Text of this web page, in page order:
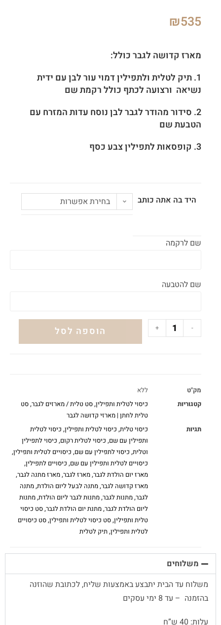
₪535
מארז קדושה לגבר כולל:
1. תיק לטלית ולתפילין דמוי עור לבן עם ידית
נשיאה ורצועה לכתף כולל רקמת שם
2. סידור מהודר לגבר לבן נוסח עדות המזרח עם
הטבעת שם
3. קופסאות לתפילין צבע כסף
היד בה אתה כותב בחירת אפשרות
שם לרקמה
שם להטבעה
-
+ הוספה לסל
מק"ט
ללא
קטגוריות
כיסוי לטלית ותפילין,סט טלית / מארזים לגבר,סט
טלית לחתן | מארזי קדושה לגבר
תגיות
כיסוי טלית, כיסוי לטלית ותפילין, כיסוי לטלית
ותפילין עם שם, כיסוי לטלית רקום, כיסוי לתפילין
וטלית, כיסוי לתפילין עם שם, כיסויים לטלית ותפילין,
כיסויים לטלית ותפילין עם שם, כיסויים לתפילין,
מארז יום הולדת לגבר,מארז לגבר,מארז מתנה לגבר,
מארז קדושה לגבר,מתנה לבעל ליום הולדת,מתנה
לגבר,מתנות לגבר,מתנות לגבר ליום הולדת,מתנות
ליום הולדת לגבר,מתנת יום הולדת לגבר,סט כיסוי
טלית ותפילין,סט כיסוי לטלית ותפילין,סט כיסויים
לטלית ותפילין,תיק לטלית
משלוחים
משלוח עד הבית יתבצע באמצעות שליח, לכתובת שהוזנה
בהזמנה – עד 8 ימי עסקים
עלות: 40 ש”ח